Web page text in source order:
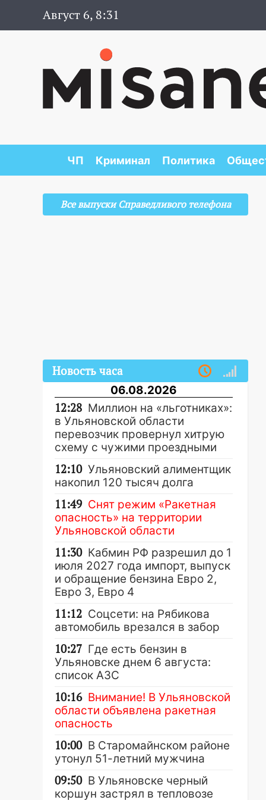
Август 6, 8:31
ЧП Криминал Политика
Все выпуски Справедливого телефона
Новость часа
06.08.2026
12:28 Миллион на «льготниках»:
в Ульяновской области
перевозчик провернул хитрую
схему с чужими проездными
12:10 Ульяновский алиментщик
накопил 120 тысяч долга
11:49 Снят режим «Ракетная
опасность» на территории
Ульяновской области
11:30 Кабмин РФ разрешил до 1
июля 2027 года импорт, выпуск
и обращение бензина Евро 2,
Евро 3, Евро 4
11:12 Соцсети: на Рябикова
автомобиль врезался в забор
10:27 Где есть бензин в
Ульяновске днем 6 августа:
список АЗС
10:16 Внимание! В Ульяновской
области объявлена ракетная
опасность
10:00 В Старомайнском районе
утонул 51-летний мужчина
09:50 В Ульяновске черный
коршун застрял в тепловозе